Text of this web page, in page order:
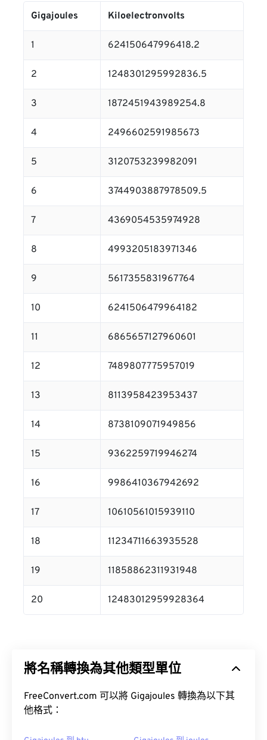
Gigajoules Kiloelectronvolts
1 624150647996418.2
2 1248301295992836.5
3 1872451943989254.8
4 2496602591985673
5 3120753239982091
6 3744903887978509.5
7 4369054535974928
8 4993205183971346
9 5617355831967764
10 6241506479964182
11 6865657127960601
12 7489807775957019
13 8113958423953437
14 8738109071949856
15 9362259719946274
16 9986410367942692
17 10610561015939110
18 11234711663935528
19 11858862311931948
20 12483012959928364
將名稱轉換為其他類型單位
FreeConvert.com 可以將 Gigajoules 轉換為以下其
他格式：